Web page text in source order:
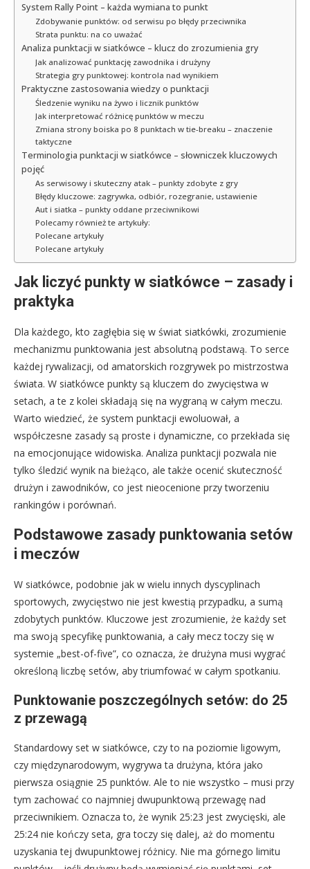
System Rally Point – każda wymiana to punkt
Zdobywanie punktów: od serwisu po błędy przeciwnika
Strata punktu: na co uważać
Analiza punktacji w siatkówce – klucz do zrozumienia gry
Jak analizować punktację zawodnika i drużyny
Strategia gry punktowej: kontrola nad wynikiem
Praktyczne zastosowania wiedzy o punktacji
Śledzenie wyniku na żywo i licznik punktów
Jak interpretować różnicę punktów w meczu
Zmiana strony boiska po 8 punktach w tie-breaku – znaczenie
taktyczne
Terminologia punktacji w siatkówce – słowniczek kluczowych
pojęć
As serwisowy i skuteczny atak – punkty zdobyte z gry
Błędy kluczowe: zagrywka, odbiór, rozegranie, ustawienie
Aut i siatka – punkty oddane przeciwnikowi
Polecamy również te artykuły:
Polecane artykuły
Polecane artykuły
Jak liczyć punkty w siatkówce – zasady i
praktyka
Dla każdego, kto zagłębia się w świat siatkówki, zrozumienie
mechanizmu punktowania jest absolutną podstawą. To serce
każdej rywalizacji, od amatorskich rozgrywek po mistrzostwa
świata. W siatkówce punkty są kluczem do zwycięstwa w
setach, a te z kolei składają się na wygraną w całym meczu.
Warto wiedzieć, że system punktacji ewoluował, a
współczesne zasady są proste i dynamiczne, co przekłada się
na emocjonujące widowiska. Analiza punktacji pozwala nie
tylko śledzić wynik na bieżąco, ale także ocenić skuteczność
drużyn i zawodników, co jest nieocenione przy tworzeniu
rankingów i porównań.
Podstawowe zasady punktowania setów
i meczów
W siatkówce, podobnie jak w wielu innych dyscyplinach
sportowych, zwycięstwo nie jest kwestią przypadku, a sumą
zdobytych punktów. Kluczowe jest zrozumienie, że każdy set
ma swoją specyfikę punktowania, a cały mecz toczy się w
systemie „best-of-five”, co oznacza, że drużyna musi wygrać
określoną liczbę setów, aby triumfować w całym spotkaniu.
Punktowanie poszczególnych setów: do 25
z przewagą
Standardowy set w siatkówce, czy to na poziomie ligowym,
czy międzynarodowym, wygrywa ta drużyna, która jako
pierwsza osiągnie 25 punktów. Ale to nie wszystko – musi przy
tym zachować co najmniej dwupunktową przewagę nad
przeciwnikiem. Oznacza to, że wynik 25:23 jest zwycięski, ale
25:24 nie kończy seta, gra toczy się dalej, aż do momentu
uzyskania tej dwupunktowej różnicy. Nie ma górnego limitu